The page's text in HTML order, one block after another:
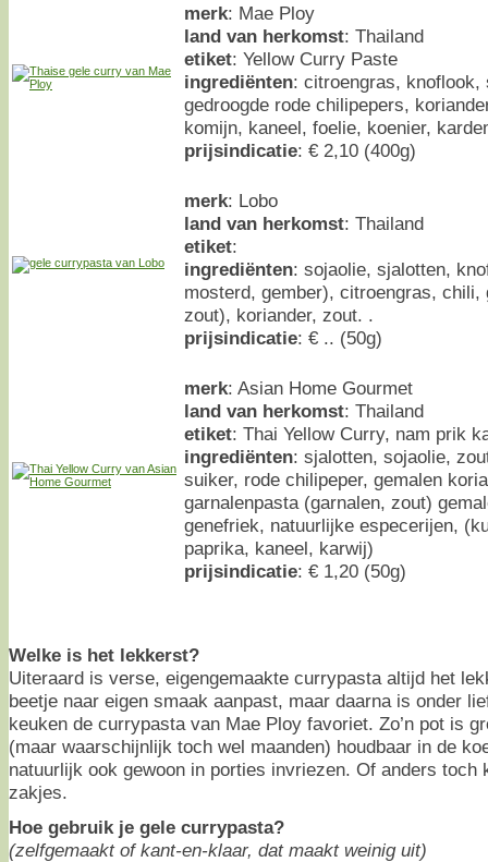
merk: Mae Ploy
land van herkomst: Thailand
etiket: Yellow Curry Paste
ingrediënten: citroengras, knoflook,
gedroogde rode chilipepers,
komijn, kaneel, foelie, koenier,
prijsindicatie: € 2,10 (400g)
merk: Lobo
land van herkomst: Thailand
etiket:
ingrediënten: sojaolie, sjalotten,
mosterd, gember), citroengras, chili,
zout), koriander, zout. .
prijsindicatie: € .. (50g)
merk: Asian Home Gourmet
land van herkomst: Thailand
etiket: Thai Yellow Curry, nam prik
ingrediënten: sjalotten, sojaolie,
suiker, rode chilipeper, gemalen
garnalenpasta (garnalen, zout)
genefriek, natuurlijke especerijen,
paprika, kaneel, karwij)
prijsindicatie: € 1,20 (50g)
Welke is het lekkerst?
Uiteraard is verse, eigengemaakte currypasta altijd het
beetje naar eigen smaak aanpast, maar daarna is onder
keuken de currypasta van Mae Ploy favoriet. Zo’n pot is
(maar waarschijnlijk toch wel maanden) houdbaar in de
natuurlijk ook gewoon in porties invriezen. Of anders toch
zakjes.
Hoe gebruik je gele currypasta?
(zelfgemaakt of kant-en-klaar, dat maakt weinig uit)